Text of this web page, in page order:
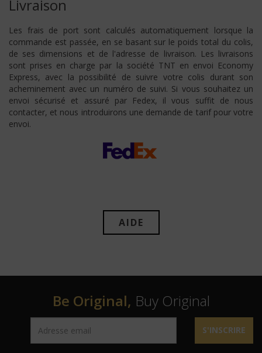
Livraison
Les frais de port sont calculés automatiquement lorsque la
commande est passée, en se basant sur le poids total du colis,
de ses dimensions et de l'adresse de livraison. Les livraisons
sont prises en charge par la société TNT en envoi Economy
Express, avec la possibilité de suivre votre colis durant son
acheminement avec un numéro de suivi. Si vous souhaitez un
envoi sécurisé et assuré par Fedex, il vous suffit de nous
contacter, et nous introduirons une demande de tarif pour votre
envoi.
AIDE
Be Original, Buy Original
S'INSCRIRE